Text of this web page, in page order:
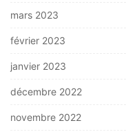
mars 2023
février 2023
janvier 2023
décembre 2022
novembre 2022